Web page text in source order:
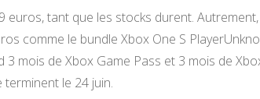
euros, tant que les stocks durent. Autrement,
comme le bundle Xbox One S
mois de Xbox Game Pass et 3 mois de
le 24 juin.